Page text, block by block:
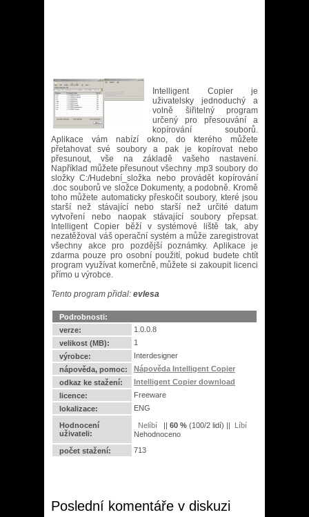
Intelligent Copier je
uživatelsky jednoduchý a
volně šiřitelný program
určený pro přesouvání a
kopírování souborů.
Aplikace vám nabízí okno, do kterého můžete
přetahovat své soubory a pak je kopírovat nebo
přesunout, vše na základě vašeho nastavení.
Například můžete přesunout všechny .mp3 soubory do
složky C:/Hudební_složka nebo provádět kopírování
.doc souborů ve složce Dokumenty, a podobně. Kromě
toho můžete automaticky přeskočit soubory, které jsou
starší než stávající nebo starší než určité datum
vytvoření nebo naopak stávající soubory přepsat.
Intelligent Copier běží v systémové liště tak, aby
nezatěžoval váš operační systém a může zaregistrovat
všechny akce pro pozdější poznámky. Aplikace je
zdarma pouze pro osobní použití, pokud budete chtít
program využívat komerčně, můžete si zakoupit licenci
přímo u výrobce.
Tento program přidal: evlesa
Podrobnosti:
verze:
1.0.0.8
velikost (MB):
1
výrobce:
Interdesigner
nápověda, pomoc:
Nápověda Intelligent Copier
odkaz ke stažení:
Intelligent Copier download
licence:
Freeware
lokalizace:
ENG
Hodnocení
uživateli:
|| 60 % (100/2 lidí) ||
Nehodnoceno
počet stažení:
713
Poslední komentáře v diskuzi